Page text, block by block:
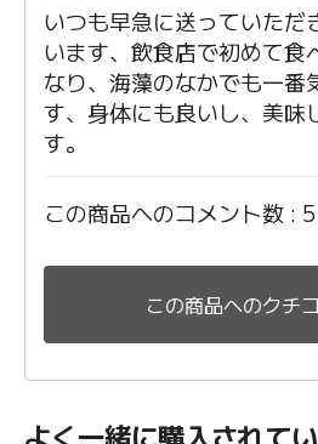
いつも早急に送っていただ
います、飲食店で初めて食
なり、海藻のなかでも一番
す、身体にも良いし、美味
す。
この商品へのコメント数 :
この商品へのクチ
よく一緒に購入されて